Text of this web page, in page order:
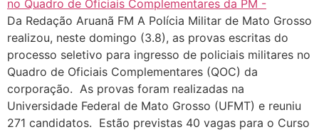
Da Redação Aruanã FM A Polícia Militar de Mato Grosso
realizou, neste domingo (3.8), as provas escritas do
processo seletivo para ingresso de policiais militares no
Quadro de Oficiais Complementares (QOC) da
corporação. As provas foram realizadas na
Universidade Federal de Mato Grosso (UFMT) e reuniu
271 candidatos. Estão previstas 40 vagas para o Curso